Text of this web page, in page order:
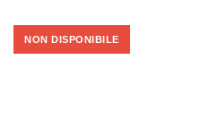
NON DISPONIBILE